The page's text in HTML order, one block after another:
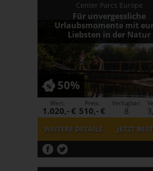
Center Parcs Europe
Für unvergessliche
Urlaubsmomente mit
Liebsten in der Natur
50%
WEITERE DETAILS JETZT
Wert:
1.020,- €
Preis:
510,- €
Verfügbar:
8